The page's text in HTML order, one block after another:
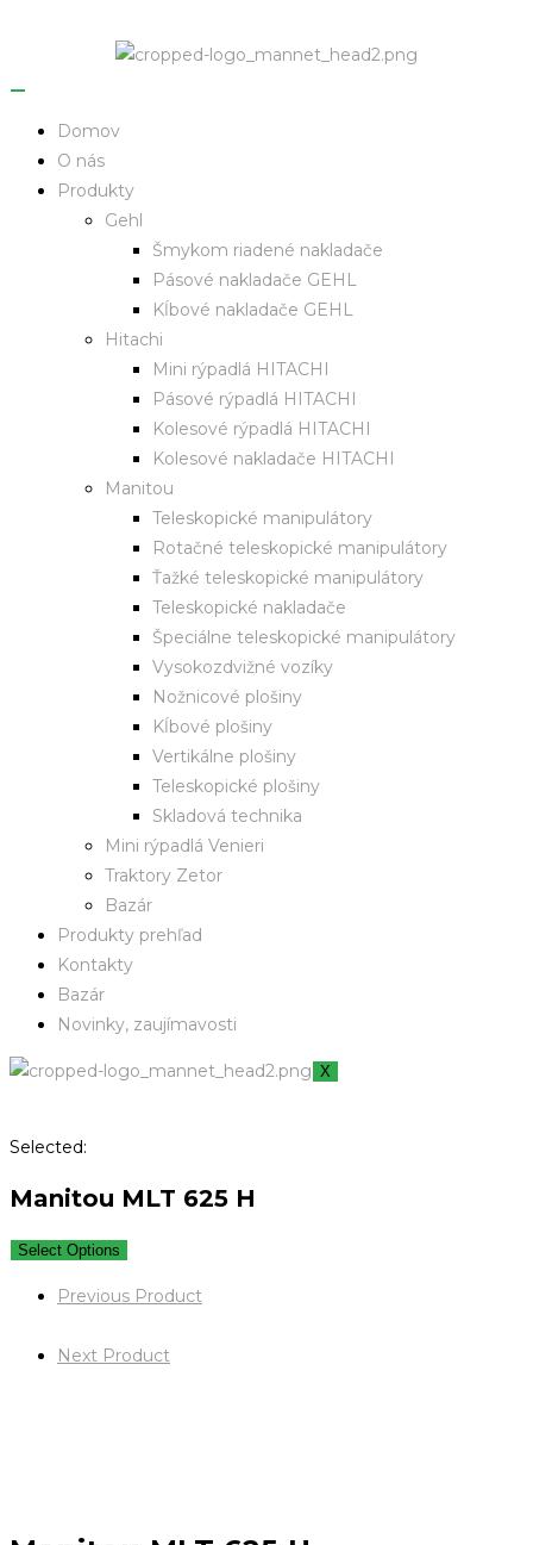
Domov
O nás
Produkty
Gehl
Šmykom riadené nakladače
Pásové nakladače GEHL
Kĺbové nakladače GEHL
Hitachi
Mini rýpadlá HITACHI
Pásové rýpadlá HITACHI
Kolesové rýpadlá HITACHI
Kolesové nakladače HITACHI
Manitou
Teleskopické manipulátory
Rotačné teleskopické manipulátory
Ťažké teleskopické manipulátory
Teleskopické nakladače
Špeciálne teleskopické manipulátory
Vysokozdvižné vozíky
Nožnicové plošiny
Kĺbové plošiny
Vertikálne plošiny
Teleskopické plošiny
Skladová technika
Mini rýpadlá Venieri
Traktory Zetor
Bazár
Produkty prehľad
Kontakty
Bazár
Novinky, zaujímavosti
X
Selected:
Manitou MLT 625 H
Select Options
Previous Product
Next Product